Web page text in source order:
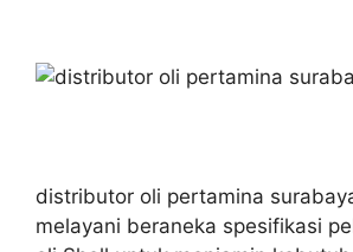
distributor oli pertamina
melayani beraneka spesifikasi